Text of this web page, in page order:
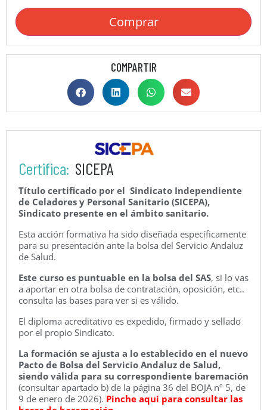
Comprar
COMPARTIR
Certifica: SICEPA
Título certificado por el Sindicato Independiente
de Celadores y Personal Sanitario (SICEPA),
Sindicato presente en el ámbito sanitario.
Esta acción formativa ha sido diseñada específicamente
para su presentación ante la bolsa del Servicio Andaluz
de Salud.
Este curso es puntuable en la bolsa del SAS, si lo vas
a aportar en otra bolsa de contratación, oposición, etc..
consulta las bases para ver si es válido.
El diploma acreditativo es expedido, firmado y sellado
por el propio Sindicato.
La formación se ajusta a lo establecido en el nuevo
Pacto de Bolsa del Servicio Andaluz de Salud,
siendo válida para su correspondiente baremación
(consultar apartado b) de la página 36 del BOJA nº 5, de
9 de enero de 2026). Pinche aquí para consultar las